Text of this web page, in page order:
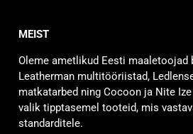
saab
teha
MEIST
Oleme ametlikud Eesti maaletoojad
Leatherman multitööriistad,
matkatarbed ning Cocoon ja Nite
valik tipptasemel tooteid, mis
standarditele.